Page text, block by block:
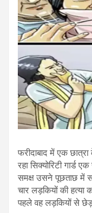
फरीदाबाद में एक
रहा सिक्योरिटी गार्ड
समक्ष उसने पूछताछ में
चार लड़कियों की
पहले वह लड़कियों से